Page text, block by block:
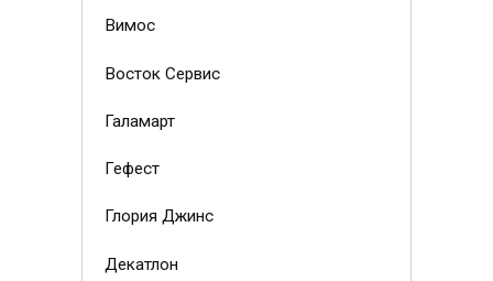
Вимос
Восток Сервис
Галамарт
Гефест
Глория Джинс
Декатлон